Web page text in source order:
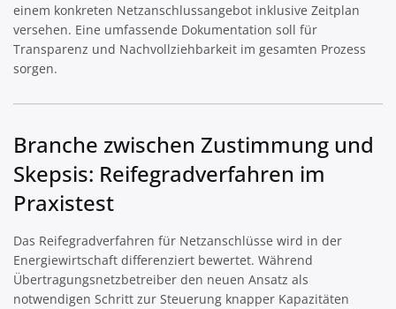
einem konkreten Netzanschlussangebot inklusive Zeitplan
versehen. Eine umfassende Dokumentation soll für
Transparenz und Nachvollziehbarkeit im gesamten Prozess
sorgen.
Branche zwischen Zustimmung und
Skepsis: Reifegradverfahren im
Praxistest
Das Reifegradverfahren für Netzanschlüsse wird in der
Energiewirtschaft differenziert bewertet. Während
Übertragungsnetzbetreiber den neuen Ansatz als
notwendigen Schritt zur Steuerung knapper Kapazitäten